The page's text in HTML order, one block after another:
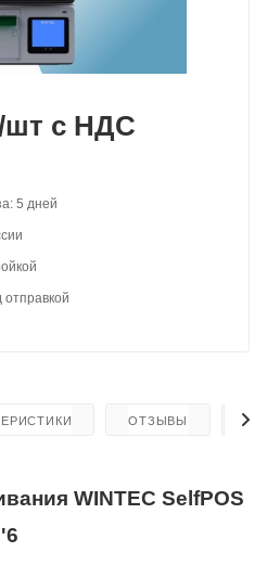
шт с НДС
5 дней
ОТЗЫВЫ
WINTEC SelfPOS